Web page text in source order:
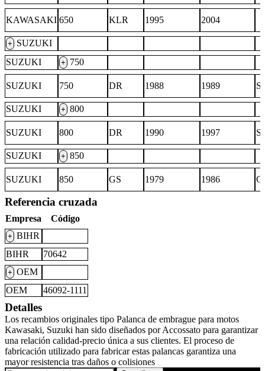
KAWASAKI 650 KLR 1995 2004
+ SUZUKI
SUZUKI
+ 750
SUZUKI 750 DR 1988 1989 S
SUZUKI + 800
SUZUKI 800 DR 1990 1997 S
SUZUKI + 850
SUZUKI 850 GS 1979 1986 G
Referencia cruzada
Empresa Código
+ BIHR
BIHR
70642
+ OEM
OEM
46092-1111
Detalles
Los recambios originales tipo Palanca de embrague para motos
Kawasaki, Suzuki han sido diseñados por Accossato para garantizar
una relación calidad-precio única a sus clientes. El proceso de
fabricación utilizado para fabricar estas palancas garantiza una
mayor resistencia tras daños o colisiones